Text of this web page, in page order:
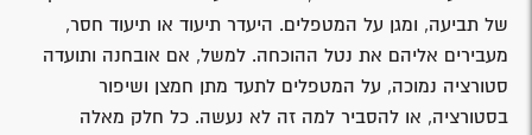
של תביעה, ומגן על המטפלים. היעדר תיעוד או תיעוד חסר,
מעבירים אליהם את נטל ההוכחה. למשל, אם אובחנה ותועדה
סטורציה נמוכה, על המטפלים לתעד מתן חמצן ושיפור
בסטורציה, או להסביר למה זה לא נעשה. כל חלק מאלה